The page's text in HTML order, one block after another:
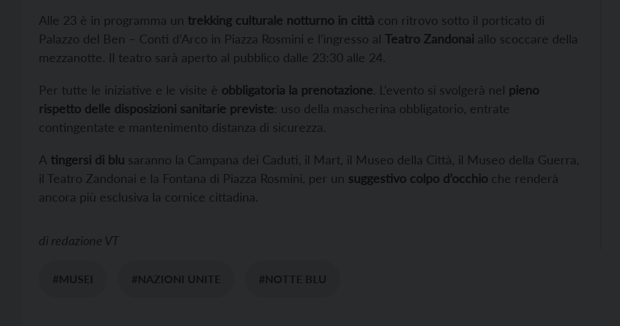
Alle 23 è in programma un trekking culturale notturno in città con ritrovo sotto il porticato di
Palazzo del Ben – Conti d’Arco in Piazza Rosmini e l’ingresso al Teatro Zandonai allo scoccare della
mezzanotte. Il teatro sarà aperto al pubblico dalle 23:30 alle 24.
Per tutte le iniziative e le visite è obbligatoria la prenotazione. L’evento si svolgerà nel pieno
rispetto delle disposizioni sanitarie previste: uso della mascherina obbligatorio, entrate
contingentate e mantenimento distanza di sicurezza.
A tingersi di blu saranno la Campana dei Caduti, il Mart, il Museo della Città, il Museo della Guerra,
il Teatro Zandonai e la Fontana di Piazza Rosmini, per un suggestivo colpo d’occhio che renderà
ancora più esclusiva la cornice cittadina.
di redazione VT
#MUSEI #NAZIONI UNITE #NOTTE BLU